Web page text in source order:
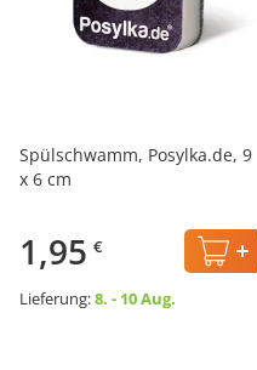
Spülschwamm, Posylka.de, 9
x 6 cm
1,95 €
Lieferung:8. - 10 Aug.